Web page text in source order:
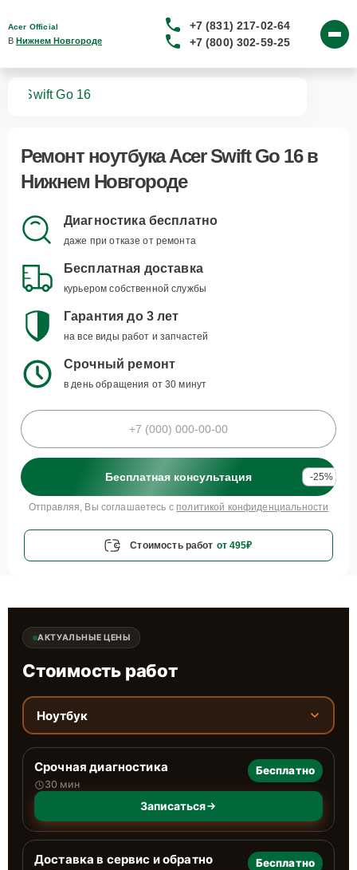
Acer Official
В Нижнем Новгороде
+7 (831) 217-02-64
+7 (800) 302-59-25
Swift Go 16
Ремонт ноутбука Acer Swift Go 16в
Нижнем Новгороде
Диагностика бесплатно
даже при отказе от ремонта
Бесплатная доставка
курьером собственной службы
Гарантия до 3 лет
на все виды работ и запчастей
Срочный ремонт
в день обращения от 30 минут
Бесплатная консультация -25%
Отправляя, Вы соглашаетесь с политикой конфиденциальности
Стоимость работ от 495₽
АКТУАЛЬНЫЕ ЦЕНЫ
Стоимость работ
Ноутбук
Срочная диагностика
30 мин
Бесплатно
Записаться
Доставка в сервис и обратно Бесплатно